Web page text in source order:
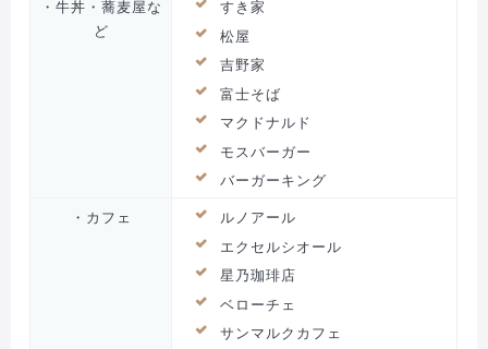
・牛丼・蕎麦屋な
ど
すき家
松屋
吉野家
富士そば
マクドナルド
モスバーガー
バーガーキング
・カフェ
ルノアール
エクセルシオール
星乃珈琲店
ベローチェ
サンマルクカフェ